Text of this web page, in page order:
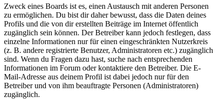
Zweck eines Boards ist es, einen Austausch mit anderen Personen
zu ermöglichen. Du bist dir daher bewusst, dass die Daten deines
Profils und die von dir erstellten Beiträge im Internet öffentlich
zugänglich sein können. Der Betreiber kann jedoch festlegen, dass
einzelne Informationen nur für einen eingeschränkten Nutzerkreis
(z. B. andere registrierte Benutzer, Administratoren etc.) zugänglich
sind. Wenn du Fragen dazu hast, suche nach entsprechenden
Informationen im Forum oder kontaktiere den Betreiber. Die E-
Mail-Adresse aus deinem Profil ist dabei jedoch nur für den
Betreiber und von ihm beauftragte Personen (Administratoren)
zugänglich.